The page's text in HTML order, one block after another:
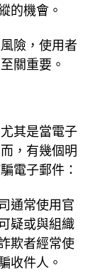
的機會。
險，使用者
關重要。
其是當電子
，有幾個明
電子郵件：
通常使用官
疑或與組織
欺者經常使
收件人。